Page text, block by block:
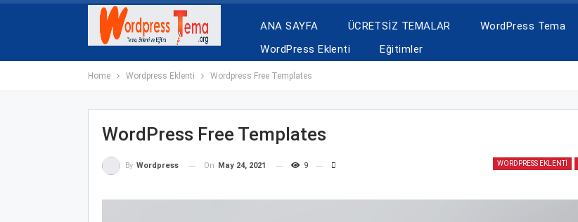
ANA SAYFA ÜCRETSİZ TEMALAR WordPress Tema
WordPress Eklenti
Eğitimler
Home Wordpress Eklenti Wordpress Free Templates
WordPress Free Templates
WORDPRESS EKLENTI
By Wordpress On May 24, 2021 9